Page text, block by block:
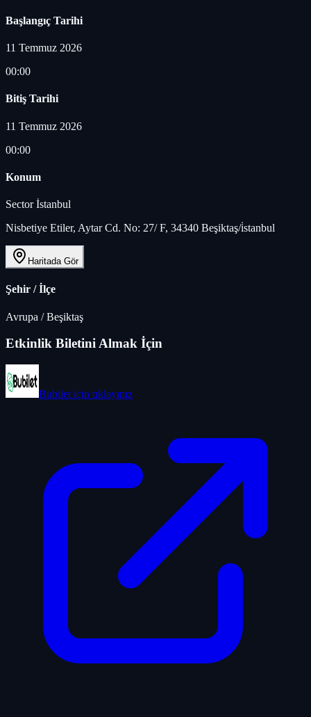
Başlangıç Tarihi
11 Temmuz 2026
00:00
Bitiş Tarihi
11 Temmuz 2026
00:00
Konum
Sector İstanbul
Nisbetiye Etiler, Aytar Cd. No: 27/ F, 34340 Beşiktaş/i̇stanbul
Haritada Gör
Şehir / İlçe
Avrupa /Beşiktaş
Etkinlik Biletini Almak İçin
Bubilet için tıklayınız